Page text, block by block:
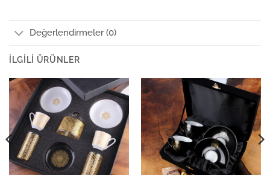
Değerlendirmeler (0)
İLGILI ÜRÜNLER